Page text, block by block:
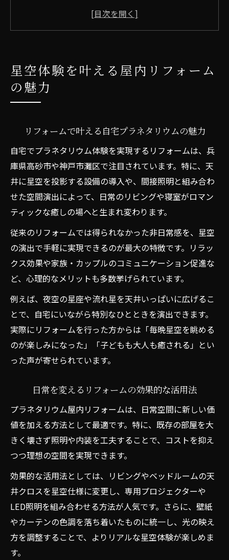
日常を変えるリフォームの効果的な活用法
リフォーム補助金を活用した理想の星空空
間
最新リフォームで生まれるロマンティック
リフォームでカップルに人気の演出アイデ
ア
リフォームと快適設備が叶える星空デート
高砂市で注目の最新リフォームトレンド
非日常を感じるプラネタリウム空間を自宅でも
自宅リフォームで非日常の星空を楽しむ方
法
リフォームで実現する癒しのプラネタリウ
ム空間
快適性重視のリフォームで特別な星空体験
カップル向けリフォームで叶える癒し空間
リフォームパークの加盟店選びと活用術
理由
リフォームで叶えるリラックス空間の魅力
室内リフォームで快適性を高めるポイント
リフォームパークの口コミが人気の理由
寝ながら楽しむ星空空間とリフォーム術
リフォーム補助金の上手な活用方法
二人の距離が縮まるリフォームアイデア
リフォームで二人だけの特別な空間を実現
カップルで楽しむリフォームのポイント
星空体験を叶える屋内リフォーム
の魅力
リフォームで叶える自宅プラネタリウムの魅力
自宅でプラネタリウム体験を実現するリフォームは、兵
庫県高砂市や神戸市灘区で注目されています。特に、天
井に星空を投影する設備の導入や、間接照明と組み合わ
せた空間演出によって、日常のリビングや寝室がロマン
ティックな癒しの場へと生まれ変わります。
従来のリフォームでは得られなかった非日常感を、星空
の演出で手軽に実現できるのが最大の特徴です。リラッ
クス効果や家族・カップルのコミュニケーション促進な
ど、心理的なメリットも多数挙げられています。
例えば、夜空の星座や流れ星を天井いっぱいに広げるこ
とで、自宅にいながら特別なひとときを演出できます。
実際にリフォームを行った方からは「毎晩星空を眺める
のが楽しみになった」「子どもも大人も癒される」とい
った声が寄せられています。
日常を変えるリフォームの効果的な活用法
プラネタリウム屋内リフォームは、日常空間に新しい価
値を加える方法として最適です。特に、既存の部屋を大
きく壊さず照明や内装を工夫することで、コストを抑え
つつ理想の空間を実現できます。
効果的な活用法としては、リビングやベッドルームの天
井クロスを星空仕様に変更し、専用プロジェクターや
LED照明を組み合わせる方法が人気です。さらに、壁紙
やカーテンの色調を落ち着いたものに統一し、光の映え
方を調整することで、よりリアルな星空体験が楽しめま
す。